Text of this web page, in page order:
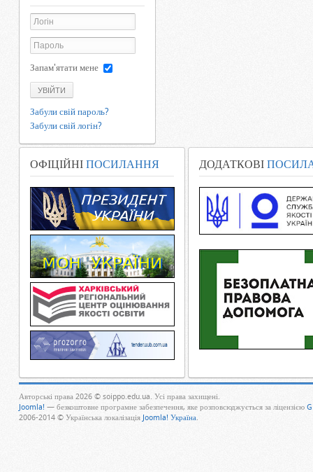
Запам'ятати мене
УВІЙТИ
Забули свій пароль?
Забули свій логін?
ОФІЦІЙНІ ПОСИЛАННЯ ДОДАТКОВІ
Авторські права 2026 © soippo.edu.ua. Усі права захищені.
Joomla! — безкоштовне програмне забезпечення, яке розповсюджується за ліцензією
2006-2014 © Українська локалізація Joomla! Україна.